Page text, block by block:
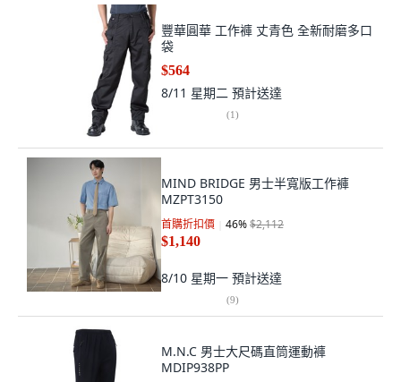
豐華圓華 工作褲 丈青色 全新耐磨多口
袋
$564
8/11 星期二 預計送達
(1)
MIND BRIDGE 男士半寬版工作褲
MZPT3150
首購折扣價 46%$2,112
$1,140
8/10 星期一 預計送達
(9)
M.N.C 男士大尺碼直筒運動褲
MDIP938PP